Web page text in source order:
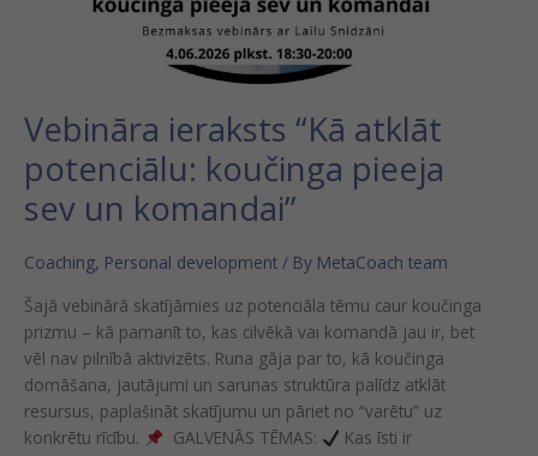
Vebināra ieraksts “Kā atklāt
potenciālu: koučinga pieeja
sev un komandai”
Coaching, Personal development / By MetaCoach team
Šajā vebinārā skatījāmies uz potenciāla tēmu caur koučinga
prizmu – kā pamanīt to, kas cilvēkā vai komandā jau ir, bet
vēl nav pilnībā aktivizēts. Runa gāja par to, kā koučinga
domāšana, jautājumi un sarunas struktūra palīdz atklāt
resursus, paplašināt skatījumu un pāriet no “varētu” uz
konkrētu rīcību.
GALVENĀS TĒMAS:
Kas īsti ir